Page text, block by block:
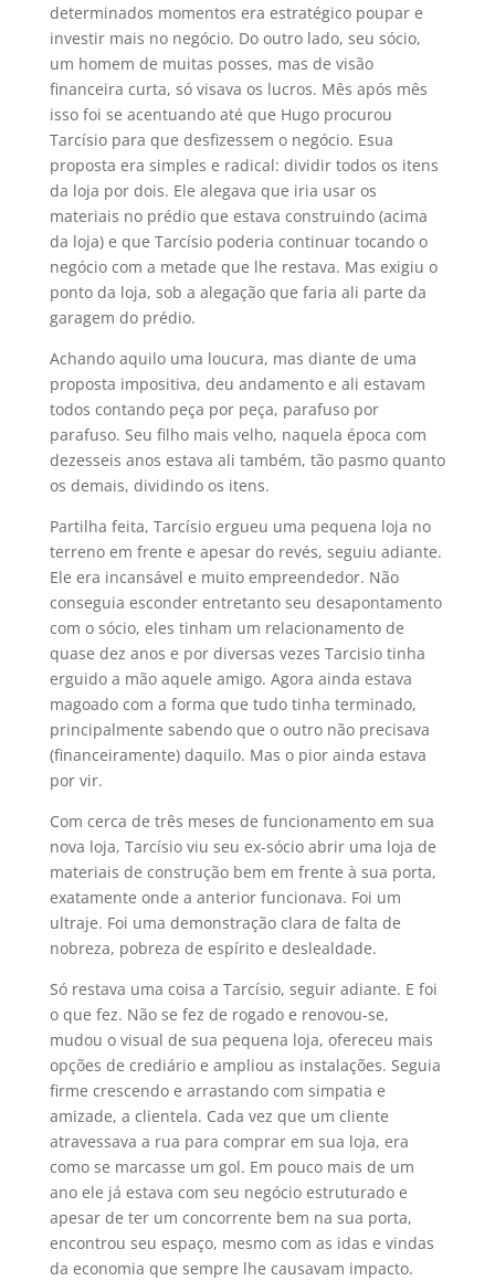
determinados momentos era estratégico poupar e
investir mais no negócio. Do outro lado, seu sócio,
um homem de muitas posses, mas de visão
financeira curta, só visava os lucros. Mês após mês
isso foi se acentuando até que Hugo procurou
Tarcísio para que desfizessem o negócio. Esua
proposta era simples e radical: dividir todos os itens
da loja por dois. Ele alegava que iria usar os
materiais no prédio que estava construindo (acima
da loja) e que Tarcísio poderia continuar tocando o
negócio com a metade que lhe restava. Mas exigiu o
ponto da loja, sob a alegação que faria ali parte da
garagem do prédio.
Achando aquilo uma loucura, mas diante de uma
proposta impositiva, deu andamento e ali estavam
todos contando peça por peça, parafuso por
parafuso. Seu filho mais velho, naquela época com
dezesseis anos estava ali também, tão pasmo quanto
os demais, dividindo os itens.
Partilha feita, Tarcísio ergueu uma pequena loja no
terreno em frente e apesar do revés, seguiu adiante.
Ele era incansável e muito empreendedor. Não
conseguia esconder entretanto seu desapontamento
com o sócio, eles tinham um relacionamento de
quase dez anos e por diversas vezes Tarcisio tinha
erguido a mão aquele amigo. Agora ainda estava
magoado com a forma que tudo tinha terminado,
principalmente sabendo que o outro não precisava
(financeiramente) daquilo. Mas o pior ainda estava
por vir.
Com cerca de três meses de funcionamento em sua
nova loja, Tarcísio viu seu ex-sócio abrir uma loja de
materiais de construção bem em frente à sua porta,
exatamente onde a anterior funcionava. Foi um
ultraje. Foi uma demonstração clara de falta de
nobreza, pobreza de espírito e deslealdade.
Só restava uma coisa a Tarcísio, seguir adiante. E foi
o que fez. Não se fez de rogado e renovou-se,
mudou o visual de sua pequena loja, ofereceu mais
opções de crediário e ampliou as instalações. Seguia
firme crescendo e arrastando com simpatia e
amizade, a clientela. Cada vez que um cliente
atravessava a rua para comprar em sua loja, era
como se marcasse um gol. Em pouco mais de um
ano ele já estava com seu negócio estruturado e
apesar de ter um concorrente bem na sua porta,
encontrou seu espaço, mesmo com as idas e vindas
da economia que sempre lhe causavam impacto.